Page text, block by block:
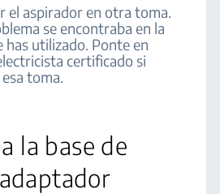
el aspirador en otra toma.
se encontraba en la
utilizado. Ponte en
certificado si
toma.
la base de